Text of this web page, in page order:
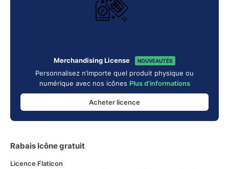
Merchandising License NOUVEAUTÉS
Personnalisez n’importe quel produit physique ou
numérique avec nos icônes Plus d'informations
Acheter licence
Rabais Icône gratuit
Licence Flaticon